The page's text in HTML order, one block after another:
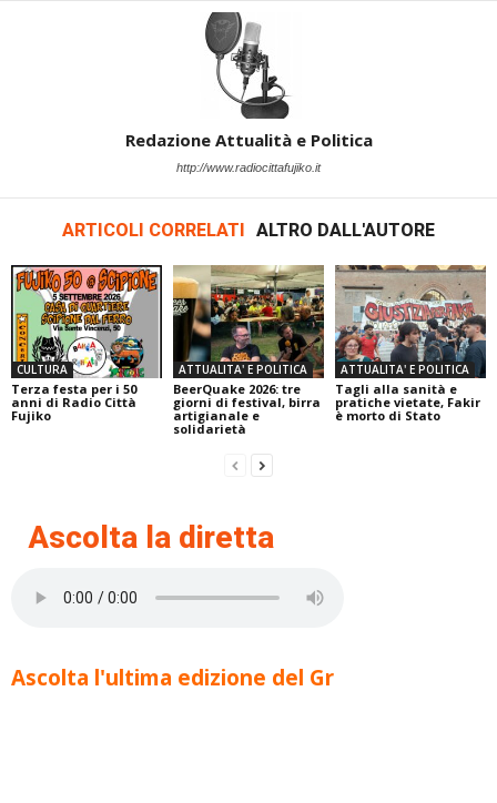
Redazione Attualità e Politica
http://www.radiocittafujiko.it
ARTICOLI CORRELATI ALTRO DALL'AUTORE
CULTURA
Terza festa per i 50
anni di Radio Città
Fujiko
ATTUALITA' E POLITICA
BeerQuake 2026: tre
giorni di festival, birra
artigianale e
solidarietà
ATTUALITA' E POLITICA
Tagli alla sanità e
pratiche vietate, Fakir
è morto di Stato
Ascolta la diretta
Ascolta l'ultima edizione del Gr